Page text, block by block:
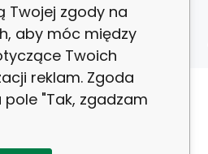
cm
Zastosowanie:
Twojej zgody na
aby móc między
Twoich
reklam. Zgoda
"Tak, zgadzam